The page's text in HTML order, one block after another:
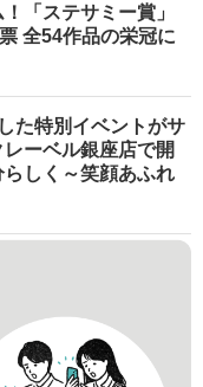
「ステサミー賞」
全54作品の栄冠に
た特別イベントがサ
ーベル銀座店で開
しく～笑顔あふれ